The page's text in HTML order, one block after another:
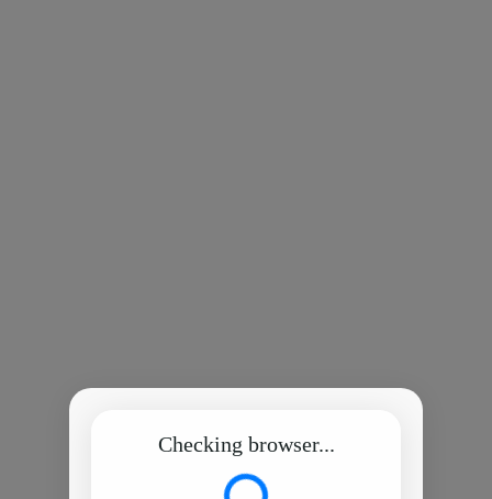
Checking browser...